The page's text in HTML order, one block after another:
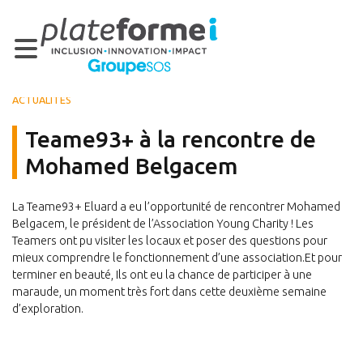
ACTUALITÉS
Teame93+ à la rencontre de
Mohamed Belgacem
La Teame93+ Eluard a eu l’opportunité de rencontrer Mohamed
Belgacem, le président de l’Association Young Charity ! Les
Teamers ont pu visiter les locaux et poser des questions pour
mieux comprendre le fonctionnement d’une association.Et pour
terminer en beauté, Ils ont eu la chance de participer à une
maraude, un moment très fort dans cette deuxième semaine
d’exploration.